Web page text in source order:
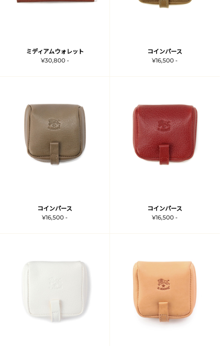
ミディアムウォレット
¥30,800 -
コインパース
¥16,500 -
コインパース
¥16,500 -
コインパース
¥16,500 -